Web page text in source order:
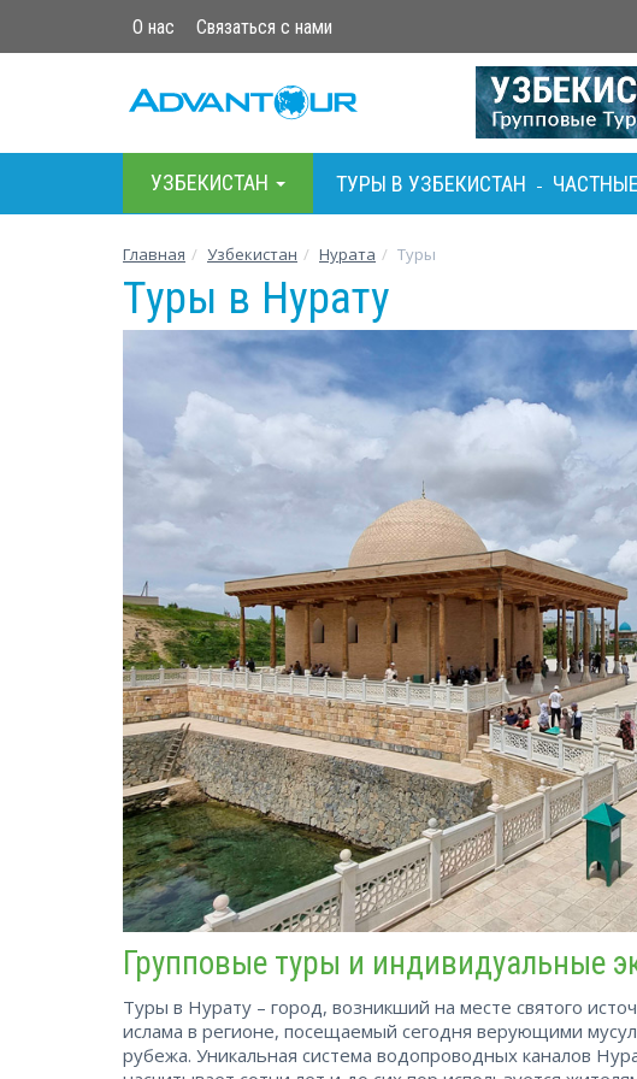
О нас Связаться с нами
УЗБЕКИСТАН ТУРЫ В УЗБЕКИСТАН - ЧАСТНЫЕ
Главная Узбекистан Нурата Туры
Туры в Нурату
Групповые туры и индивидуальные
Туры в Нурату – город, возникший на месте святого
ислама в регионе, посещаемый сегодня верующими
рубежа. Уникальная система водопроводных каналов